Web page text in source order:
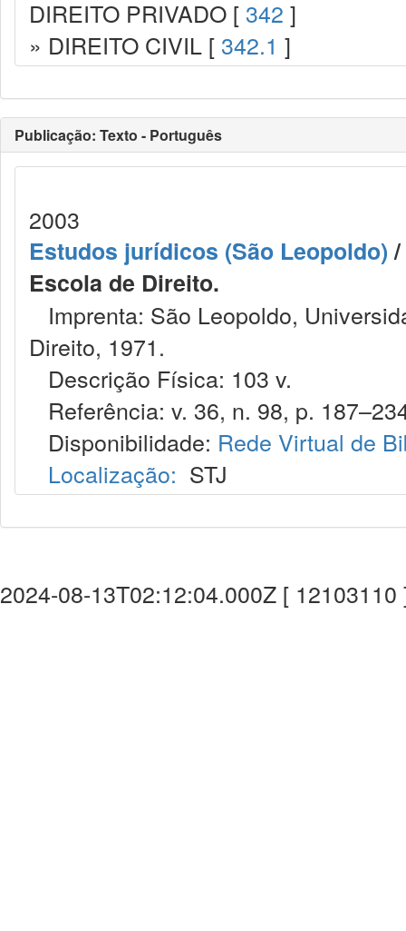
DIREITO PRIVADO [ 342 ]
» DIREITO CIVIL [ 342.1 ]
Publicação: Texto - Português
2003
Estudos jurídicos (São Leopoldo)/
Escola de Direito.
Imprenta: São Leopoldo,
Direito, 1971.
Descrição Física: 103 v.
Referência: v. 36, n. 98, p.
Disponibilidade: Rede Virtual de
Localização: STJ
2024-08-13T02:12:04.000Z [ 12103110